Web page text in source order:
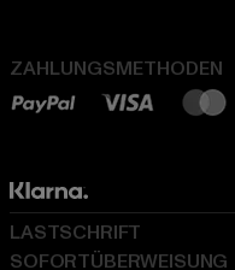
ZAHLUNGSMETHODEN
LASTSCHRIFT
SOFORTÜBERWEISUNG